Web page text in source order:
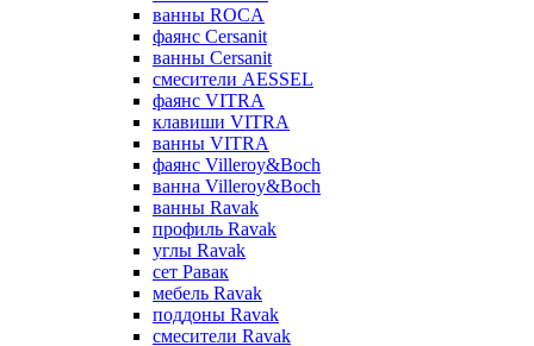
ванны ROCA
фаянс Cersanit
ванны Cersanit
смесители AESSEL
фаянс VITRA
клавиши VITRA
ванны VITRA
фаянс Villeroy&Boch
ванна Villeroy&Boch
ванны Ravak
профиль Ravak
углы Ravak
сет Равак
мебель Ravak
поддоны Ravak
смесители Ravak